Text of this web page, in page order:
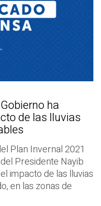
ha
de las lluvias
Plan Invernal 2021
Presidente Nayib
impacto de las lluvias
en las zonas de